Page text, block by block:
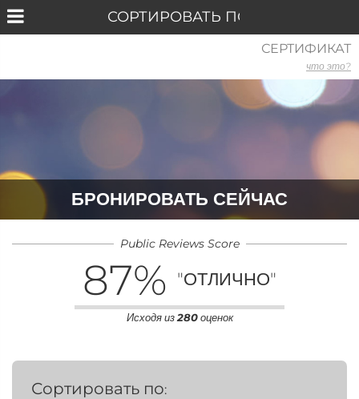
БРОНИРОВАТЬ СЕЙЧАС
Public Reviews Score
87% "ОТЛИЧНО"
Исходя из280оценок
Сортировать по:
СЕРТИФИКАТ
что это?